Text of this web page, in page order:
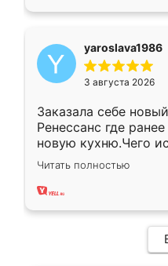
yaroslava1986
3 августа 2026
Заказала себе
Ренессанс где
новую кухню.Чего
вполне довольна.
два года, нареканий
Читать полностью